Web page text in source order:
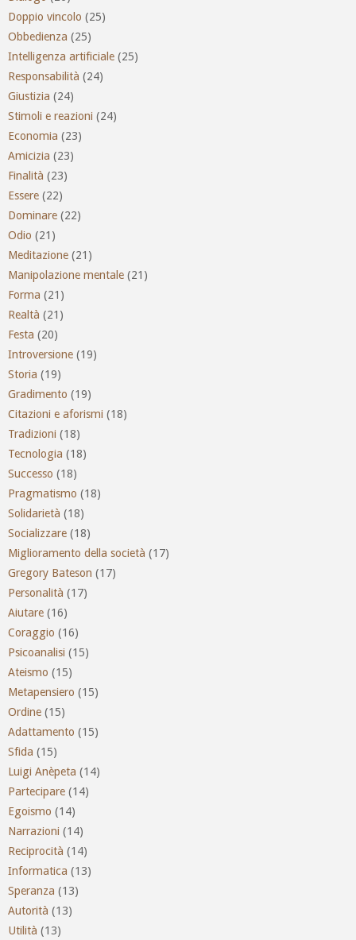
Doppio vincolo (25)
Obbedienza (25)
Intelligenza artificiale (25)
Responsabilità (24)
Giustizia (24)
Stimoli e reazioni (24)
Economia (23)
Amicizia (23)
Finalità (23)
Essere (22)
Dominare (22)
Odio (21)
Meditazione (21)
Manipolazione mentale (21)
Forma (21)
Realtà (21)
Festa (20)
Introversione (19)
Storia (19)
Gradimento (19)
Citazioni e aforismi (18)
Tradizioni (18)
Tecnologia (18)
Successo (18)
Pragmatismo (18)
Solidarietà (18)
Socializzare (18)
Miglioramento della società (17)
Gregory Bateson (17)
Personalità (17)
Aiutare (16)
Coraggio (16)
Psicoanalisi (15)
Ateismo (15)
Metapensiero (15)
Ordine (15)
Adattamento (15)
Sfida (15)
Luigi Anèpeta (14)
Partecipare (14)
Egoismo (14)
Narrazioni (14)
Reciprocità (14)
Informatica (13)
Speranza (13)
Autorità (13)
Utilità (13)